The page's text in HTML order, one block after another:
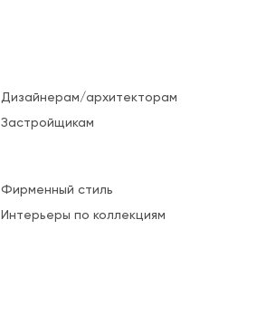
Дизайнерам/архитекторам
Застройщикам
Фирменный стиль
Интерьеры по коллекциям